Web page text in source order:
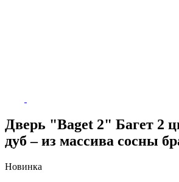
Дверь "Baget 2" Багет 2
дуб – из массива сосны
Новинка